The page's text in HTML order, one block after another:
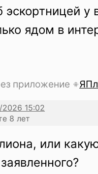
у
ядом в
приложение
8 лет
или